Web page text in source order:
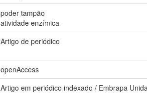
poder tampão
atividade enzímica
Artigo de periódico
openAccess
Artigo em periódico indexado / Embrapa